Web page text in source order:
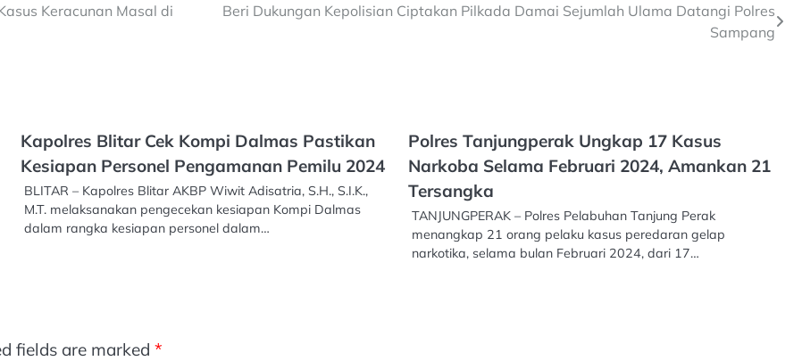
Keracunan Masal di
Beri Dukungan Kepolisian Ciptakan Pilkada Damai Sejumlah Ulama Datangi Polres
Sampang
Kapolres Blitar Cek Kompi Dalmas Pastikan
Kesiapan Personel Pengamanan Pemilu 2024
BLITAR – Kapolres Blitar AKBP Wiwit Adisatria, S.H., S.I.K.,
M.T. melaksanakan pengecekan kesiapan Kompi Dalmas
dalam rangka kesiapan personel dalam…
Polres Tanjungperak Ungkap 17 Kasus
Narkoba Selama Februari 2024, Amankan 21
Tersangka
TANJUNGPERAK – Polres Pelabuhan Tanjung Perak
menangkap 21 orang pelaku kasus peredaran gelap
narkotika, selama bulan Februari 2024, dari 17…
fields are marked *